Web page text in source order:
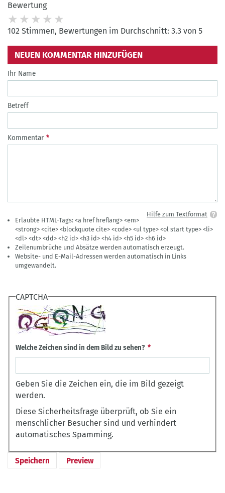
Bewertung
102 Stimmen, Bewertungen im Durchschnitt: 3.3 von 5
NEUEN KOMMENTAR HINZUFÜGEN
Ihr Name
Betreff
Kommentar
Hilfe zum Textformat
Erlaubte HTML-Tags: <a href hreflang> <em>
<strong> <cite> <blockquote cite> <code> <ul type> <ol start type> <li>
<dl> <dt> <dd> <h2 id> <h3 id> <h4 id> <h5 id> <h6 id>
Zeilenumbrüche und Absätze werden automatisch erzeugt.
Website- und E-Mail-Adressen werden automatisch in Links
umgewandelt.
CAPTCHA
Welche Zeichen sind in dem Bild zu sehen?
Geben Sie die Zeichen ein, die im Bild gezeigt
werden.
Diese Sicherheitsfrage überprüft, ob Sie ein
menschlicher Besucher sind und verhindert
automatisches Spamming.